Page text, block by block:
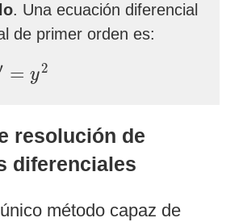
. Una ecuación diferencial
de primer orden es:
′ = y2
y
resolución de
diferenciales
método capaz de